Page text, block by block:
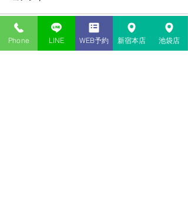
コメントを追加…
Phone LINE WEB予約 新宿本店 池袋店